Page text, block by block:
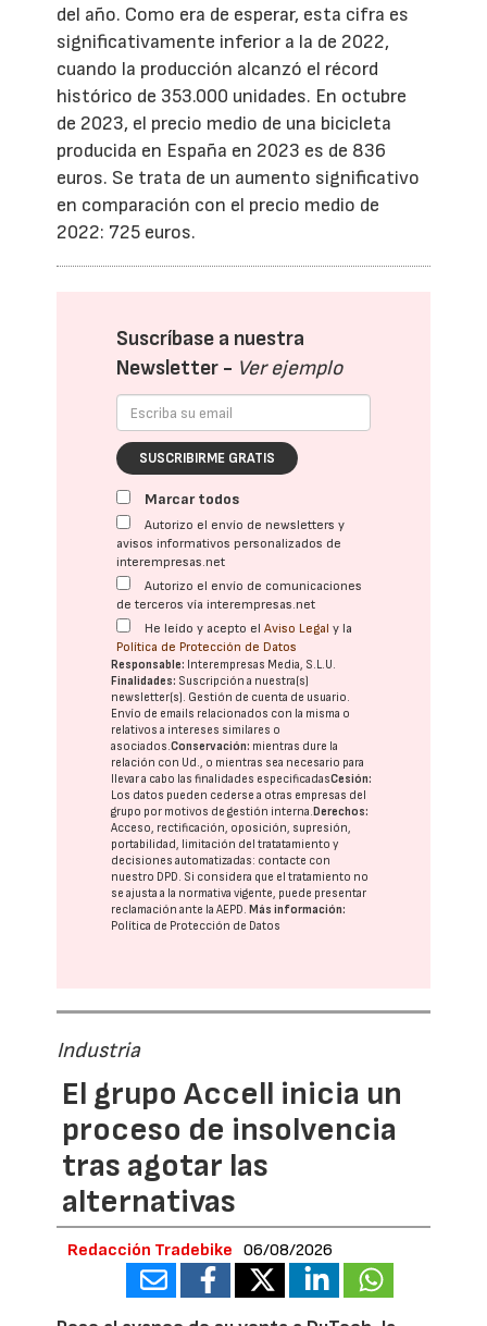
del año. Como era de esperar, esta cifra es
significativamente inferior a la de 2022,
cuando la producción alcanzó el récord
histórico de 353.000 unidades. En octubre
de 2023, el precio medio de una bicicleta
producida en España en 2023 es de 836
euros. Se trata de un aumento significativo
en comparación con el precio medio de
2022: 725 euros.
Suscríbase a nuestra
Newsletter - Ver ejemplo
SUSCRIBIRME GRATIS
Marcar todos
Autorizo el envío de newsletters y
avisos informativos personalizados de
interempresas.net
Autorizo el envío de comunicaciones
de terceros vía interempresas.net
He leído y acepto elAviso Legal y la
Política de Protección de Datos
Responsable: Interempresas Media, S.L.U.
Finalidades: Suscripción a nuestra(s)
newsletter(s). Gestión de cuenta de usuario.
Envío de emails relacionados con la misma o
relativos a intereses similares o
asociados.Conservación: mientras dure la
relación con Ud., o mientras sea necesario para
llevar a cabo las finalidades especificadasCesión:
Los datos pueden cederse a otras empresas del
grupo por motivos de gestión interna. Derechos:
Acceso, rectificación, oposición, supresión,
portabilidad, limitación del tratatamiento y
decisiones automatizadas: contacte con
nuestro DPD. Si considera que el tratamiento no
se ajusta a la normativa vigente, puede presentar
reclamación ante laAEPD. Más información:
Política de Protección de Datos
Industria
El grupo Accell inicia un
proceso de insolvencia
tras agotar las
alternativas
Redacción Tradebike 06/08/2026